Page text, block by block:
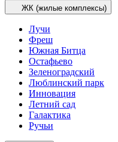
ЖК (жилые комплексы)
Лучи
Фреш
Южная Битца
Остафьево
Зеленоградский
Люблинский парк
Инновация
Летний сад
Галактика
Ручьи